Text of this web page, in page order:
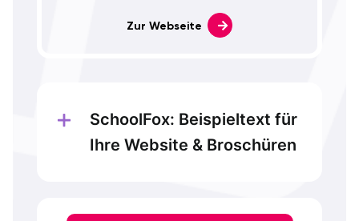
Zur Webseite
SchoolFox: Beispieltext für
Ihre Website & Broschüren